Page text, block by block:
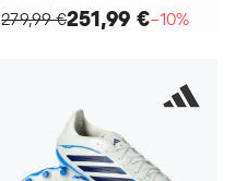
279,99 €251,99 €−10%